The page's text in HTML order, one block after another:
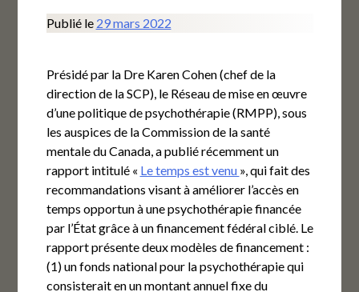
Publié le 29 mars 2022
Présidé par la Dre Karen Cohen (chef de la
direction de la SCP), le Réseau de mise en œuvre
d’une politique de psychothérapie (RMPP), sous
les auspices de la Commission de la santé
mentale du Canada, a publié récemment un
rapport intitulé « Le temps est venu », qui fait des
recommandations visant à améliorer l’accès en
temps opportun à une psychothérapie financée
par l’État grâce à un financement fédéral ciblé. Le
rapport présente deux modèles de financement :
(1) un fonds national pour la psychothérapie qui
consisterait en un montant annuel fixe du